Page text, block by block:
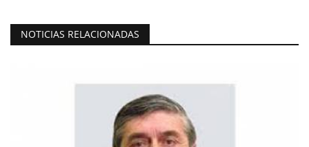
NOTICIAS RELACIONADAS